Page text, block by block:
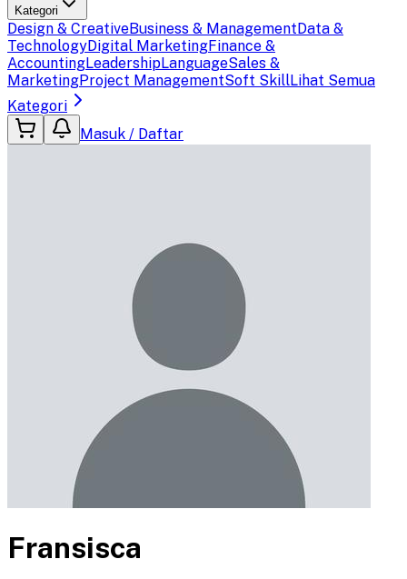
Kategori
Design & CreativeBusiness & ManagementData &
TechnologyDigital MarketingFinance &
AccountingLeadershipLanguageSales &
MarketingProject ManagementSoft SkillLihat Semua
Kategori
Masuk / Daftar
Fransisca